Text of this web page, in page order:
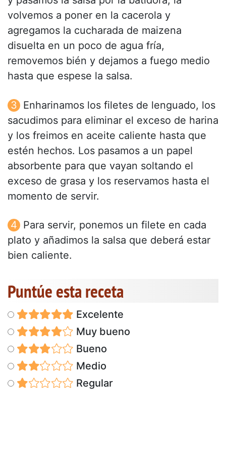
volvemos a poner en la cacerola y
agregamos la cucharada de maizena
disuelta en un poco de agua fría,
removemos bién y dejamos a fuego medio
hasta que espese la salsa.
Enharinamos los filetes de lenguado, los
sacudimos para eliminar el exceso de harina
y los freimos en aceite caliente hasta que
estén hechos. Los pasamos a un papel
absorbente para que vayan soltando el
exceso de grasa y los reservamos hasta el
momento de servir.
Para servir, ponemos un filete en cada
plato y añadimos la salsa que deberá estar
bien caliente.
Puntúe esta receta
Excelente
Muy bueno
Bueno
Medio
Regular